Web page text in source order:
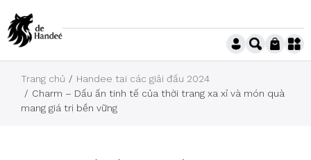
Trang chủ
Handee tại các giải đấu 2024
Charm – Dấu ấn tinh tế của thời trang xa xỉ và món quà
mang giá trị bền vững